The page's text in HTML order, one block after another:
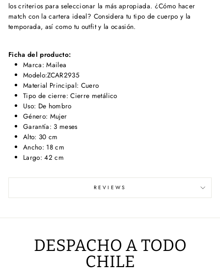
los criterios para seleccionar la más apropiada. ¿Cómo hacer
match con la cartera ideal? Considera tu tipo de cuerpo y la
temporada, así como tu outfit y la ocasión.
Ficha del producto:
Marca: Mailea
Modelo:ZCAR2935
Material Principal: Cuero
Tipo de cierre: Cierre metálico
Uso: De hombro
Género: Mujer
Garantía: 3 meses
Alto: 30 cm
Ancho: 18 cm
Largo: 42 cm
REVIEWS
DESPACHO A TODO
CHILE